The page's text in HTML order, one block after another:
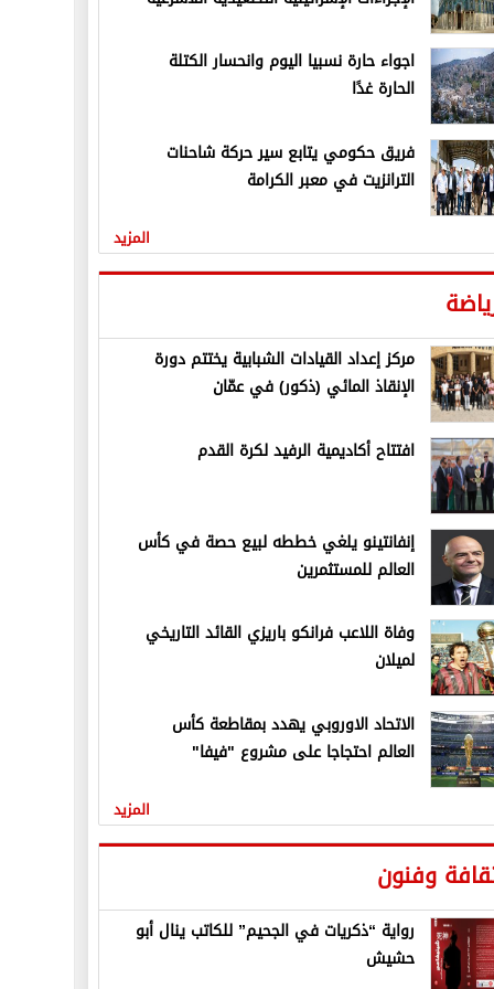
اجواء حارة نسبيا اليوم وانحسار الكتلة
الحارة غدًا
فريق حكومي يتابع سير حركة شاحنات
الترانزيت في معبر الكرامة
المزيد
مركز إعداد القيادات الشبابية يختتم دورة
الإنقاذ المائي (ذكور) في عمّان
افتتاح أكاديمية الرفيد لكرة القدم
إنفانتينو يلغي خططه لبيع حصة في كأس
العالم للمستثمرين
وفاة اللاعب فرانكو باريزي القائد التاريخي
لميلان
الاتحاد الاوروبي يهدد بمقاطعة كأس
العالم احتجاجا على مشروع "فيفا"
المزيد
وفنون
رواية “ذكريات في الجحيم” للكاتب ينال أبو
حشيش